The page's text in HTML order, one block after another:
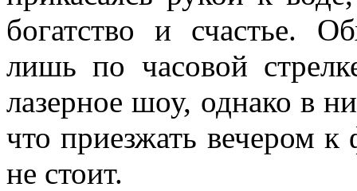
богатство и счастье.
лишь по часовой
лазерное шоу, однако в
что приезжать вечером
не стоит.